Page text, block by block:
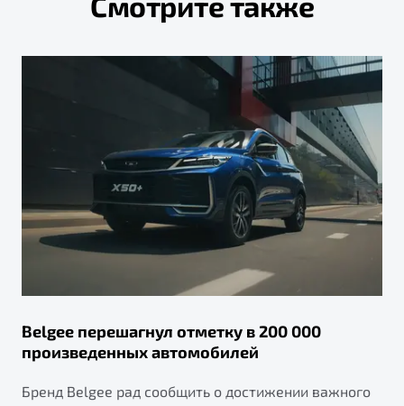
Belgee перешагнул отметку в 200 000
произведенных автомобилей
Бренд Belgee рад сообщить о достижении важного